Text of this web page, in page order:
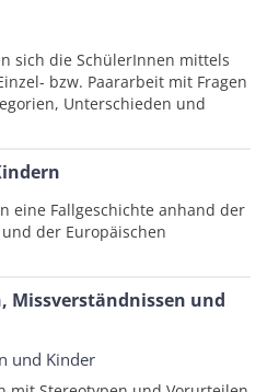
sich die SchülerInnen mittels
bzw. Paararbeit mit Fragen
Unterschieden und
eine Fallgeschichte anhand der
der Europäischen
Missverständnissen und
und Kinder